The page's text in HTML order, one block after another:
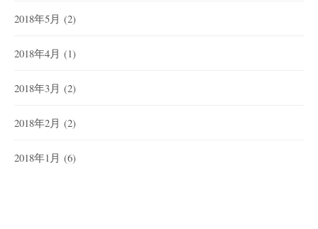
2018年5月 (2)
2018年4月 (1)
2018年3月 (2)
2018年2月 (2)
2018年1月 (6)